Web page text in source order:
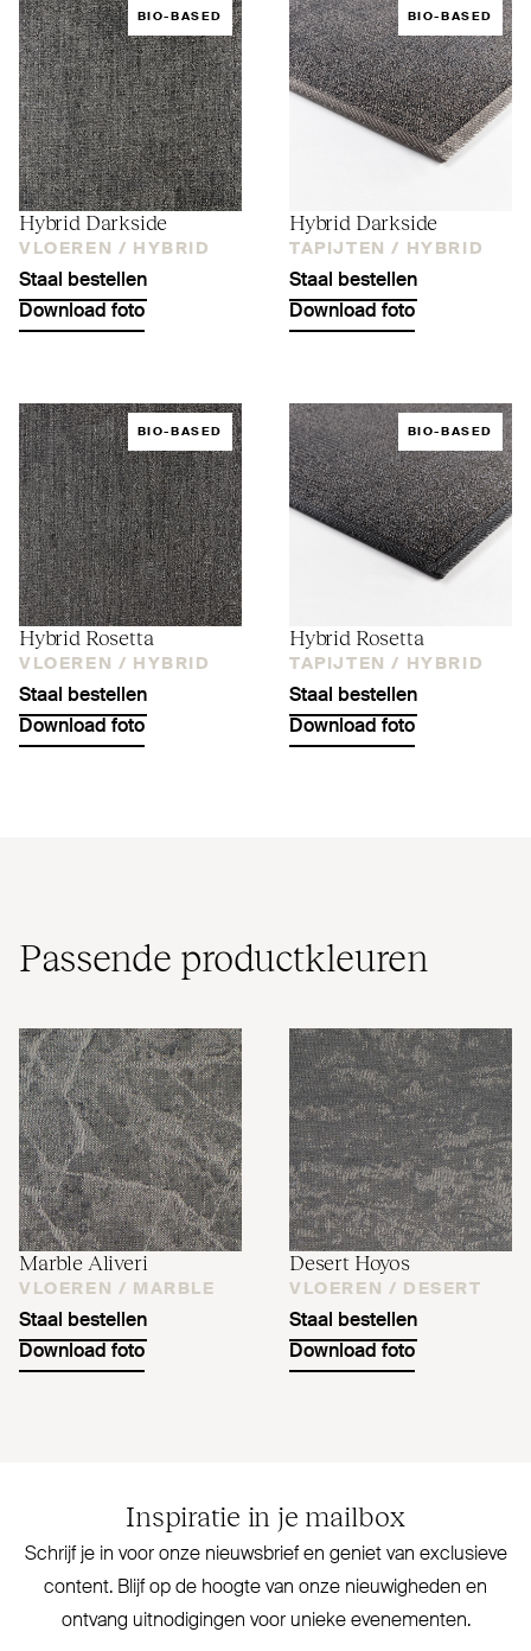
BIO-BASED
Hybrid Darkside
VLOEREN / HYBRID
Staal bestellen
Download foto
BIO-BASED
Hybrid Darkside
TAPIJTEN / HYBRID
Staal bestellen
Download foto
BIO-BASED
Hybrid Rosetta
VLOEREN / HYBRID
Staal bestellen
Download foto
BIO-BASED
Hybrid Rosetta
TAPIJTEN / HYBRID
Staal bestellen
Download foto
Passende pro­duct­kleuren
Marble Aliveri
VLOEREN / MARBLE
Staal bestellen
Download foto
Desert Hoyos
VLOEREN / DESERT
Staal bestellen
Download foto
Inspiratie in je mailbox
Schrijf je in voor onze nieuwsbrief en geniet van exclusieve
content. Blijf op de hoogte van onze nieu­wigheden en
ontvang uit­no­digingen voor unieke evenementen.